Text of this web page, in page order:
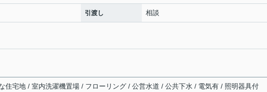
引渡し 相談
住宅地 / 室内洗濯機置場 / フローリング / 公営水道 / 公共下水 / 電気有 / 照明器具付